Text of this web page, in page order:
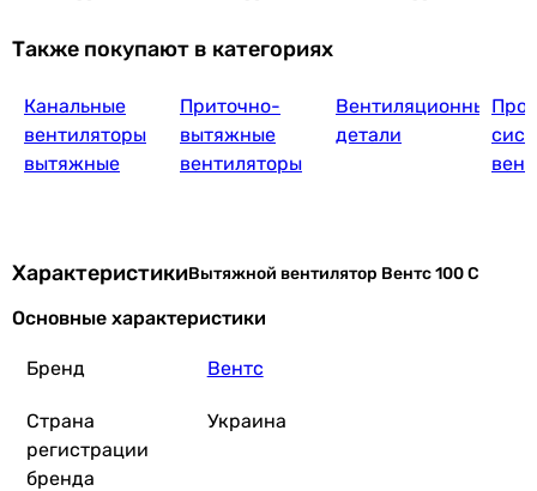
Также покупают в категориях
Канальные
вентиляторы
вытяжные
Приточно-
вытяжные
вентиляторы
Вентиляционные
детали
ХарактеристикиВытяжной вентилятор Вентс 100 С
Основные характеристики
Бренд Вентс
Страна
регистрации
бренда
Украина